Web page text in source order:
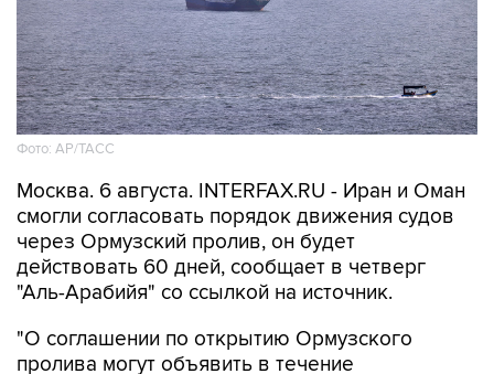
Фото: AP/ТАСС
Москва. 6 августа. INTERFAX.RU - Иран и Оман
смогли согласовать порядок движения судов
через Ормузский пролив, он будет
действовать 60 дней, сообщает в четверг
"Аль-Арабийя" со ссылкой на источник.
"О соглашении по открытию Ормузского
пролива могут объявить в течение